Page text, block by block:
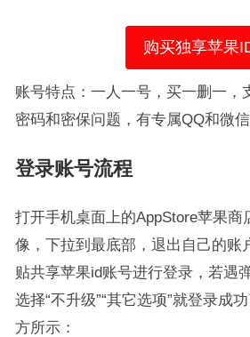
购买独享苹果
账号特点：一人一号，买一删一，
密码和密保问题，有专属QQ和微
登录账号流程
打开手机桌面上的AppStore苹果商
像，下拉到最底部，退出自己的账
贴共享苹果id账号进行登录，若遇
选择“不升级”“其它选项”就登录成
方所示：